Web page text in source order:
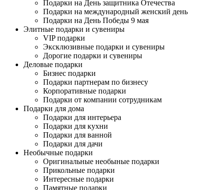
Подарки на День защитника Отечества
Подарки на международный женский день
Подарки на День Победы 9 мая
Элитные подарки и сувениры
VIP подарки
Эксклюзивные подарки и сувениры
Дорогие подарки и сувениры
Деловые подарки
Бизнес подарки
Подарки партнерам по бизнесу
Корпоративные подарки
Подарки от компании сотрудникам
Подарки для дома
Подарки для интерьера
Подарки для кухни
Подарки для ванной
Подарки для дачи
Необычные подарки
Оригинальные необыные подарки
Прикольные подарки
Интересные подарки
Памятные подарки